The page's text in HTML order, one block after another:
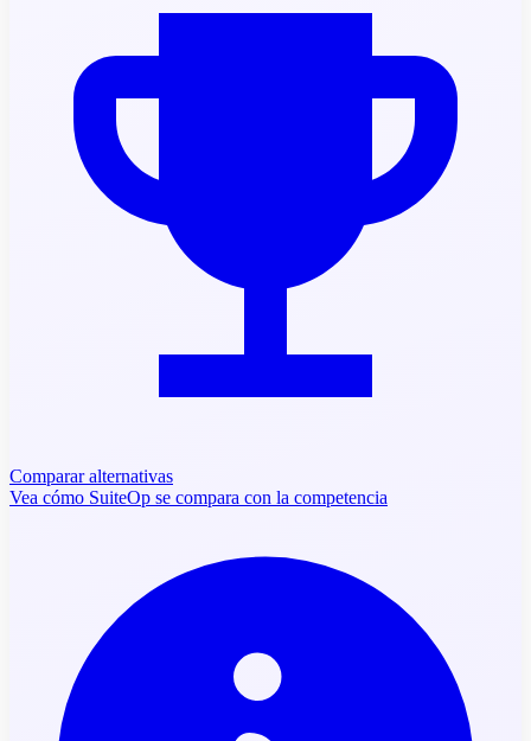
Comparar alternativas
Vea cómo SuiteOp se compara con la competencia